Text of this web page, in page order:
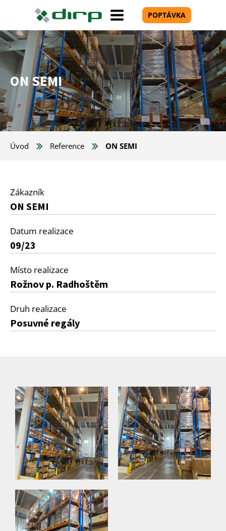
POPTÁVKA
ON SEMI
Úvod Reference ON SEMI
Zákazník
ON SEMI
Datum realizace
09/23
Místo realizace
Rožnov p. Radhoštěm
Druh realizace
Posuvné regály